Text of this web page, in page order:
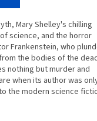
Mary Shelley's chilling
science, and the horror
Frankenstein, who
the bodies of the
nothing but murder and
when its author was
the modern science